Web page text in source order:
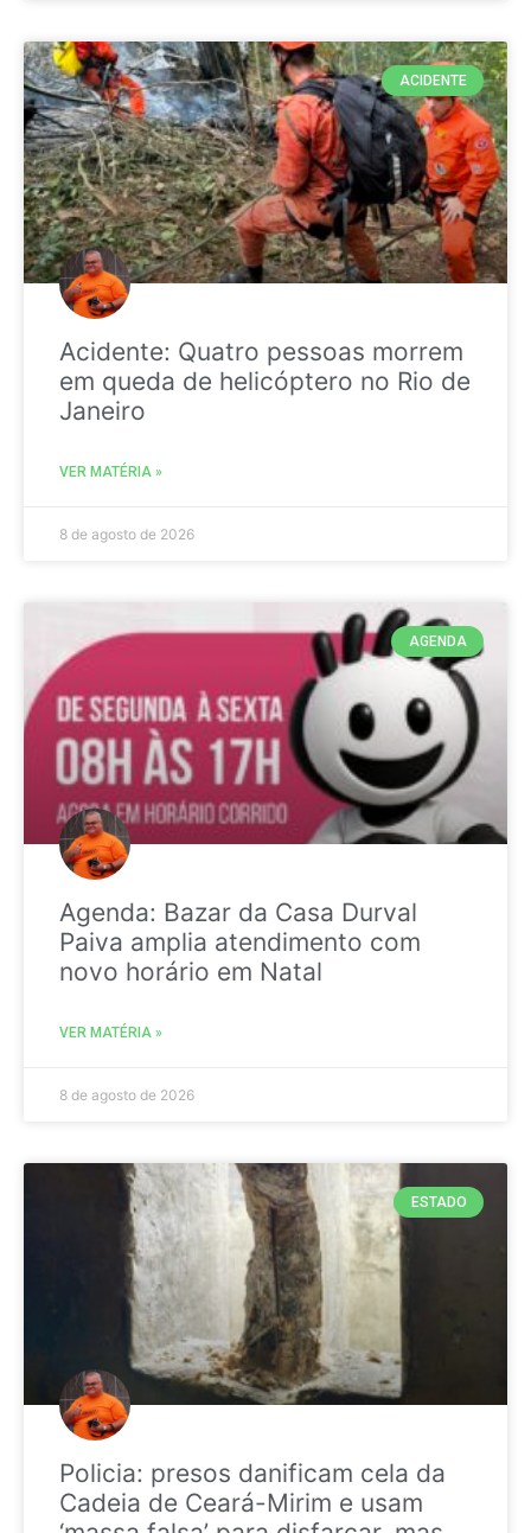
ACIDENTE
Acidente: Quatro pessoas morrem
em queda de helicóptero no Rio de
Janeiro
VER MATÉRIA »
8 de agosto de 2026
AGENDA
Agenda: Bazar da Casa Durval
Paiva amplia atendimento com
novo horário em Natal
VER MATÉRIA »
8 de agosto de 2026
ESTADO
Policia: presos danificam cela da
Cadeia de Ceará-Mirim e usam